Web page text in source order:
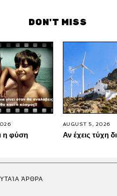
DON'T MISS
η φύση
AUGUST 5, 2026
Αν έχεις τύχη
ΆΡΘΡΑ